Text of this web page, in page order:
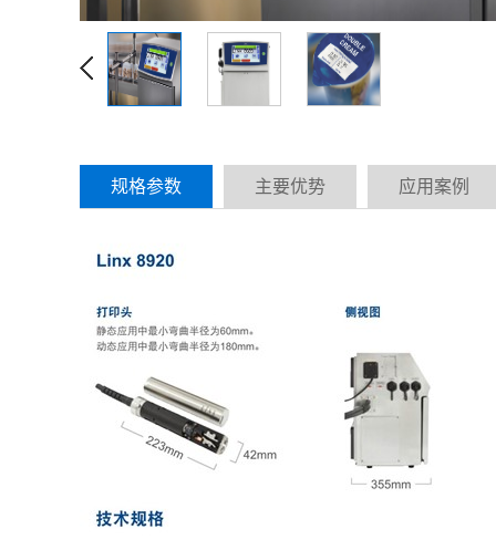
规格参数 主要优势 应用案例